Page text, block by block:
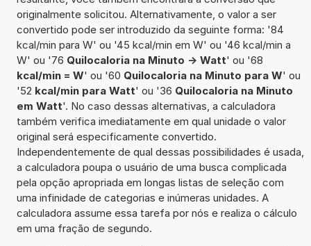
originalmente solicitou. Alternativamente, o valor a ser
convertido pode ser introduzido da seguinte forma: '84
kcal/min para W' ou '45 kcal/min em W' ou '46 kcal/min a
W' ou '76 Quilocaloria na Minuto -> Watt' ou '68
kcal/min = W' ou '60 Quilocaloria na Minuto para W' ou
'52 kcal/min para Watt' ou '36 Quilocaloria na Minuto
em Watt'. No caso dessas alternativas, a calculadora
também verifica imediatamente em qual unidade o valor
original será especificamente convertido.
Independentemente de qual dessas possibilidades é usada,
a calculadora poupa o usuário de uma busca complicada
pela opção apropriada em longas listas de seleção com
uma infinidade de categorias e inúmeras unidades. A
calculadora assume essa tarefa por nós e realiza o cálculo
em uma fração de segundo.